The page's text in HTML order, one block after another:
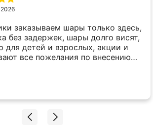
2026
заказываем шары только здесь,
без задержек, шары долго висят,
для детей и взрослых, акции и
все пожелания по внесению
в заказ. Спасибо вам большое!